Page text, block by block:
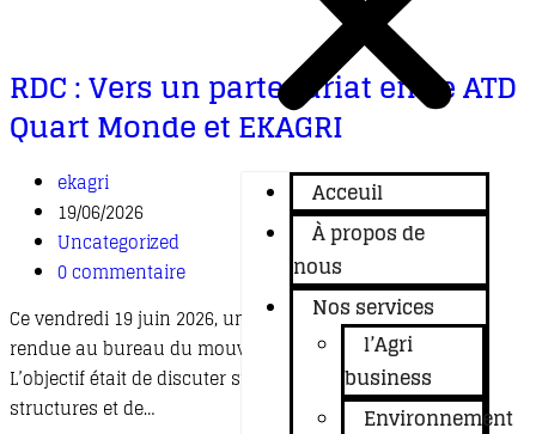
Acceuil
À propos de
nous
Nos services
l’Agri
business
Environnement
RDC : Vers un partenariat entre ATD
Quart Monde et EKAGRI
ekagri
19/06/2026
Uncategorized
0 commentaire
Ce vendredi 19 juin 2026, une délégation de EKAGRI s’est
rendue au bureau du mouvement ATD Quart Monde.
L’objectif était de discuter sur les activités de deux
structures et de…